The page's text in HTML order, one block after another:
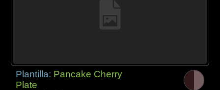
Plantilla: Pancake Cherry
Plate